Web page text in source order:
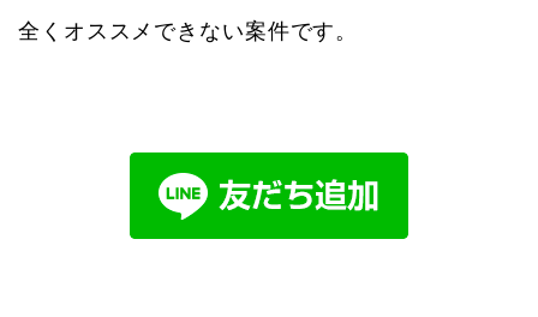
全くオススメできない案件です。